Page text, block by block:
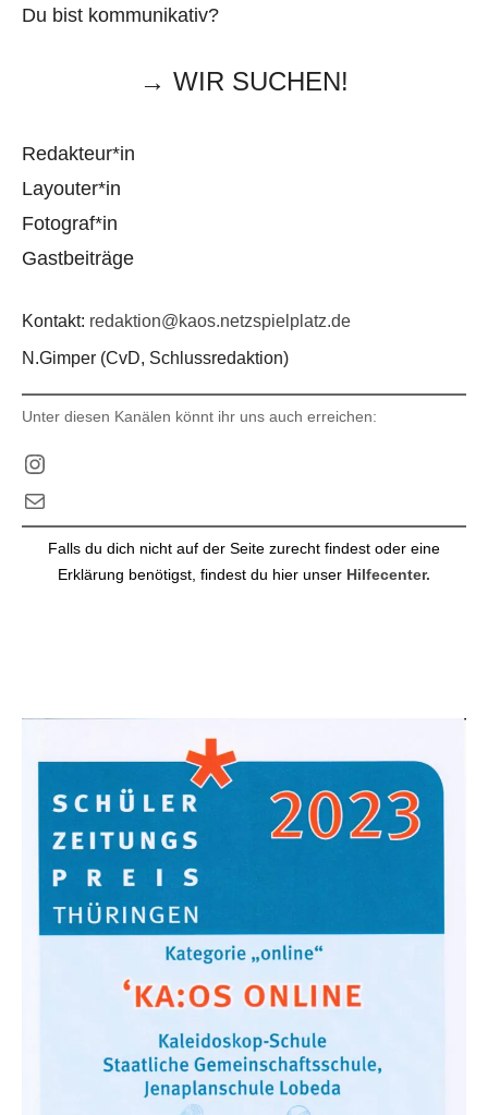
Du bist kommunikativ?
→ WIR SUCHEN!
Redakteur*in
Layouter*in
Fotograf*in
Gastbeiträge
Kontakt: redaktion@kaos.netzspielplatz.de
N.Gimper (CvD, Schlussredaktion)
Unter diesen Kanälen könnt ihr uns auch erreichen:
Instagram
E-Mail
Falls du dich nicht auf der Seite zurecht findest oder eine
Erklärung benötigst, findest du hier unser Hilfecenter.